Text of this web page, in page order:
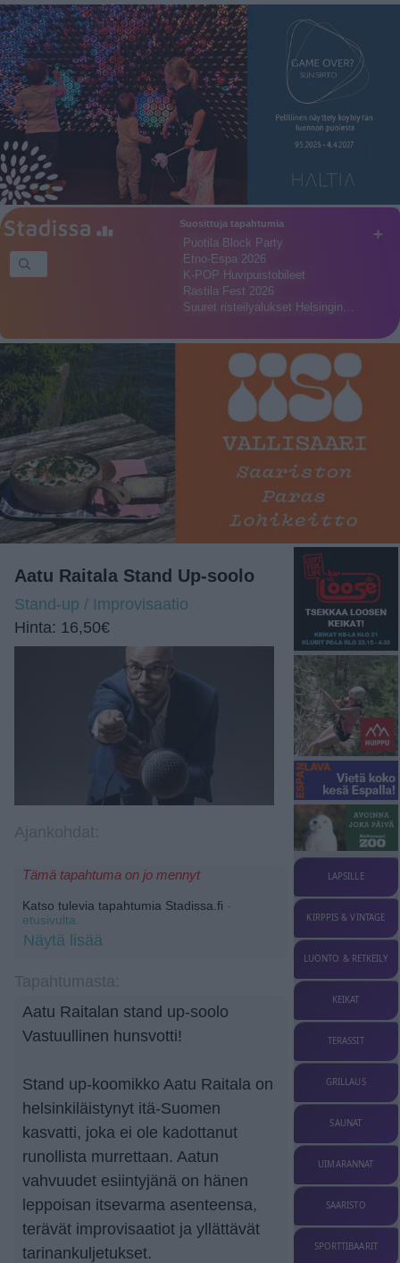
+
Suosittuja tapahtumia
Puotila Block Party
Etno-Espa 2026
K-POP Huvipuistobileet
Rastila Fest 2026
Suuret risteilyalukset Helsingin…
Aatu Raitala Stand Up-soolo
Stand-up / Improvisaatio
Hinta: 16,50€
Tämä tapahtuma on jo mennyt
Katso tulevia tapahtumia Stadissa.fi -
etusivulta.
Näytä lisää
Aatu Raitalan stand up-soolo
Vastuullinen hunsvotti!
Stand up-koomikko Aatu Raitala on
helsinkiläistynyt itä-Suomen
kasvatti, joka ei ole kadottanut
runollista murrettaan. Aatun
vahvuudet esiintyjänä on hänen
leppoisan itsevarma asenteensa,
terävät improvisaatiot ja yllättävät
tarinankuljetukset.
LAPSILLE
KIRPPIS & VINTAGE
LUONTO & RETKEILY
KEIKAT
TERASSIT
GRILLAUS
SAUNAT
UIMARANNAT
SAARISTO
SPORTTIBAARIT